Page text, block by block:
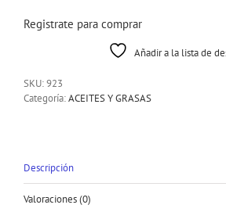
Registrate para comprar
Añadir a la lista de
SKU:923
Categoría:ACEITES Y GRASAS
Descripción
Valoraciones (0)